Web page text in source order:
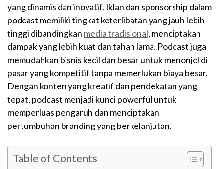
yang dinamis dan inovatif. Iklan dan sponsorship dalam
podcast memiliki tingkat keterlibatan yang jauh lebih
tinggi dibandingkan media tradisional, menciptakan
dampak yang lebih kuat dan tahan lama. Podcast juga
memudahkan bisnis kecil dan besar untuk menonjol di
pasar yang kompetitif tanpa memerlukan biaya besar.
Dengan konten yang kreatif dan pendekatan yang
tepat, podcast menjadi kunci powerful untuk
memperluas pengaruh dan menciptakan
pertumbuhan branding yang berkelanjutan.
Table of Contents